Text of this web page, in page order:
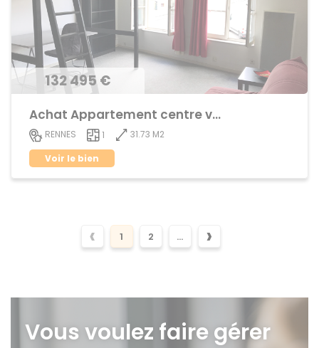
132 495 €
Achat Appartement centre ville
RENNES 1
31.73 M2
Voir le bien
‹ 1 2 ... ›
Vous voulez faire gérer